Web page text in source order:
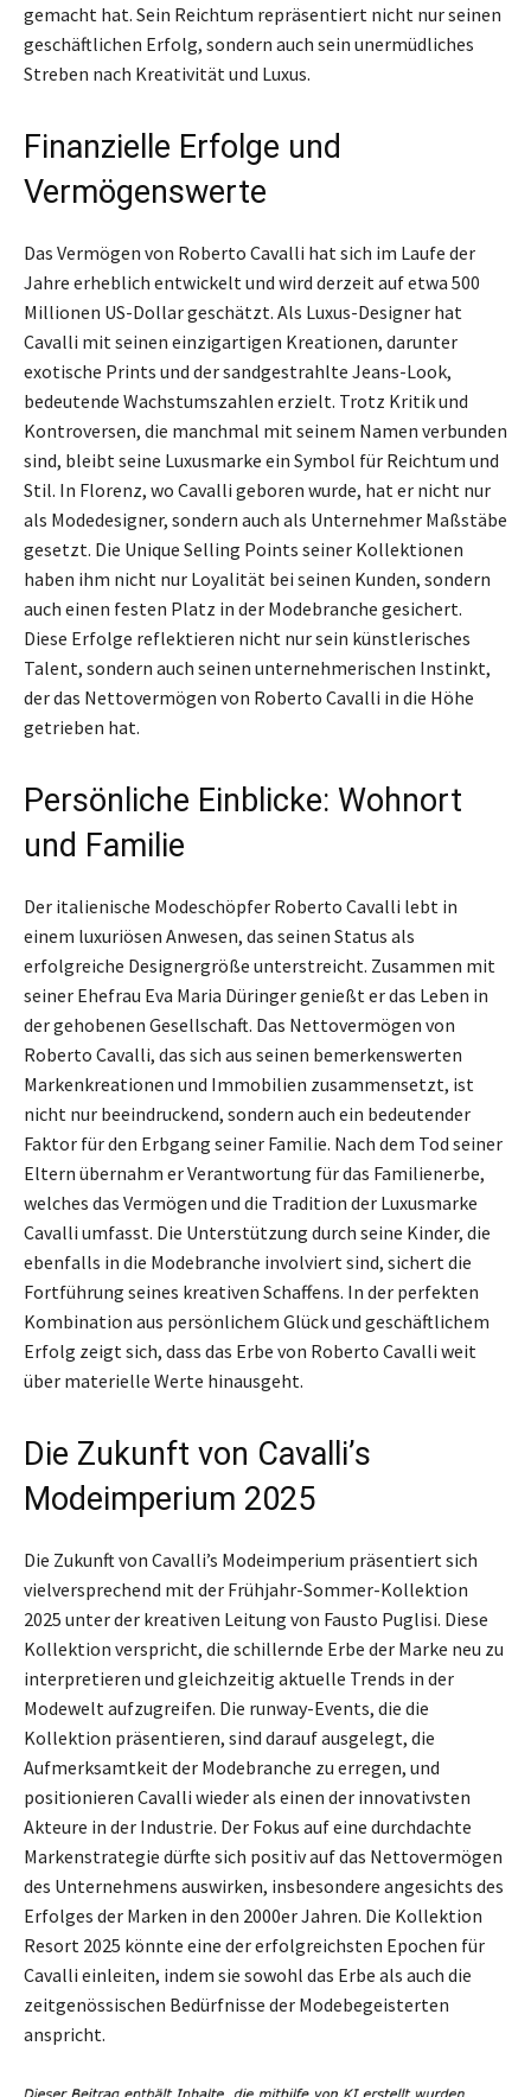
gemacht hat. Sein Reichtum repräsentiert nicht nur seinen
geschäftlichen Erfolg, sondern auch sein unermüdliches
Streben nach Kreativität und Luxus.
Finanzielle Erfolge und
Vermögenswerte
Das Vermögen von Roberto Cavalli hat sich im Laufe der
Jahre erheblich entwickelt und wird derzeit auf etwa 500
Millionen US-Dollar geschätzt. Als Luxus-Designer hat
Cavalli mit seinen einzigartigen Kreationen, darunter
exotische Prints und der sandgestrahlte Jeans-Look,
bedeutende Wachstumszahlen erzielt. Trotz Kritik und
Kontroversen, die manchmal mit seinem Namen verbunden
sind, bleibt seine Luxusmarke ein Symbol für Reichtum und
Stil. In Florenz, wo Cavalli geboren wurde, hat er nicht nur
als Modedesigner, sondern auch als Unternehmer Maßstäbe
gesetzt. Die Unique Selling Points seiner Kollektionen
haben ihm nicht nur Loyalität bei seinen Kunden, sondern
auch einen festen Platz in der Modebranche gesichert.
Diese Erfolge reflektieren nicht nur sein künstlerisches
Talent, sondern auch seinen unternehmerischen Instinkt,
der das Nettovermögen von Roberto Cavalli in die Höhe
getrieben hat.
Persönliche Einblicke: Wohnort
und Familie
Der italienische Modeschöpfer Roberto Cavalli lebt in
einem luxuriösen Anwesen, das seinen Status als
erfolgreiche Designergröße unterstreicht. Zusammen mit
seiner Ehefrau Eva Maria Düringer genießt er das Leben in
der gehobenen Gesellschaft. Das Nettovermögen von
Roberto Cavalli, das sich aus seinen bemerkenswerten
Markenkreationen und Immobilien zusammensetzt, ist
nicht nur beeindruckend, sondern auch ein bedeutender
Faktor für den Erbgang seiner Familie. Nach dem Tod seiner
Eltern übernahm er Verantwortung für das Familienerbe,
welches das Vermögen und die Tradition der Luxusmarke
Cavalli umfasst. Die Unterstützung durch seine Kinder, die
ebenfalls in die Modebranche involviert sind, sichert die
Fortführung seines kreativen Schaffens. In der perfekten
Kombination aus persönlichem Glück und geschäftlichem
Erfolg zeigt sich, dass das Erbe von Roberto Cavalli weit
über materielle Werte hinausgeht.
Die Zukunft von Cavalli’s
Modeimperium 2025
Die Zukunft von Cavalli’s Modeimperium präsentiert sich
vielversprechend mit der Frühjahr-Sommer-Kollektion
2025 unter der kreativen Leitung von Fausto Puglisi. Diese
Kollektion verspricht, die schillernde Erbe der Marke neu zu
interpretieren und gleichzeitig aktuelle Trends in der
Modewelt aufzugreifen. Die runway-Events, die die
Kollektion präsentieren, sind darauf ausgelegt, die
Aufmerksamtkeit der Modebranche zu erregen, und
positionieren Cavalli wieder als einen der innovativsten
Akteure in der Industrie. Der Fokus auf eine durchdachte
Markenstrategie dürfte sich positiv auf das Nettovermögen
des Unternehmens auswirken, insbesondere angesichts des
Erfolges der Marken in den 2000er Jahren. Die Kollektion
Resort 2025 könnte eine der erfolgreichsten Epochen für
Cavalli einleiten, indem sie sowohl das Erbe als auch die
zeitgenössischen Bedürfnisse der Modebegeisterten
anspricht.